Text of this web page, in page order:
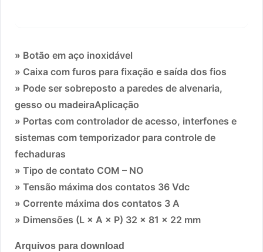
» Botão em aço inoxidável
» Caixa com furos para fixação e saída dos fios
» Pode ser sobreposto a paredes de alvenaria,
gesso ou madeiraAplicação
» Portas com controlador de acesso, interfones e
sistemas com temporizador para controle de
fechaduras
» Tipo de contato COM – NO
» Tensão máxima dos contatos 36 Vdc
» Corrente máxima dos contatos 3 A
» Dimensões (L × A × P) 32 × 81 × 22 mm
Arquivos para download